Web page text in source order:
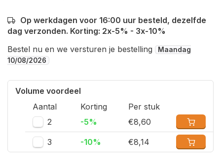
Op werkdagen voor 16:00 uur besteld, dezelfde
dag verzonden. Korting: 2x-5% - 3x-10%
Bestel nu en we versturen je bestelling
Maandag
10/08/2026
Volume voordeel
Aantal
Korting
Per stuk
2
-5% €8,60
3 -10% €8,14